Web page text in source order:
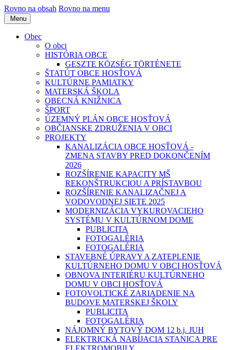
Rovno na obsah Rovno na menu
Menu
Obec
O obci
HISTÓRIA OBCE
GESZTE KÖZSÉG TÖRTÉNETE
ŠTATÚT OBCE HOSŤOVÁ
KULTÚRNE PAMIATKY
MATERSKÁ ŠKOLA
OBECNÁ KNIŽNICA
ŠPORT
ÚZEMNÝ PLÁN OBCE HOSŤOVÁ
OBČIANSKE ZDRUŽENIA V OBCI
PROJEKTY
KANALIZÁCIA OBCE HOSŤOVÁ -
ZMENA STAVBY PRED DOKONČENÍM
2026
ROZŠÍRENIE KAPACITY MŠ
REKONŠTRUKCIOU A PRÍSTAVBOU
ROZŠÍRENIE KANALIZAČNEJ A
VODOVODNEJ SIETE 2025
MODERNIZÁCIA VYKUROVACIEHO
SYSTÉMU V KULTÚRNOM DOME
PUBLICITA
FOTOGALÉRIA
FOTOGALÉRIA
STAVEBNÉ ÚPRAVY A ZATEPLENIE
KULTÚRNEHO DOMU V OBCI HOSŤOVÁ
OBNOVA INTERIÉRU KULTÚRNEHO
DOMU V OBCI HOSŤOVÁ
FOTOVOLTICKÉ ZARIADENIE NA
BUDOVE MATERSKEJ ŠKOLY
PUBLICITA
FOTOGALÉRIA
NÁJOMNÝ BYTOVÝ DOM 12 b.j. JUH
ELEKTRICKÁ NABÍJACIA STANICA PRE
ELEKTROMOBILY